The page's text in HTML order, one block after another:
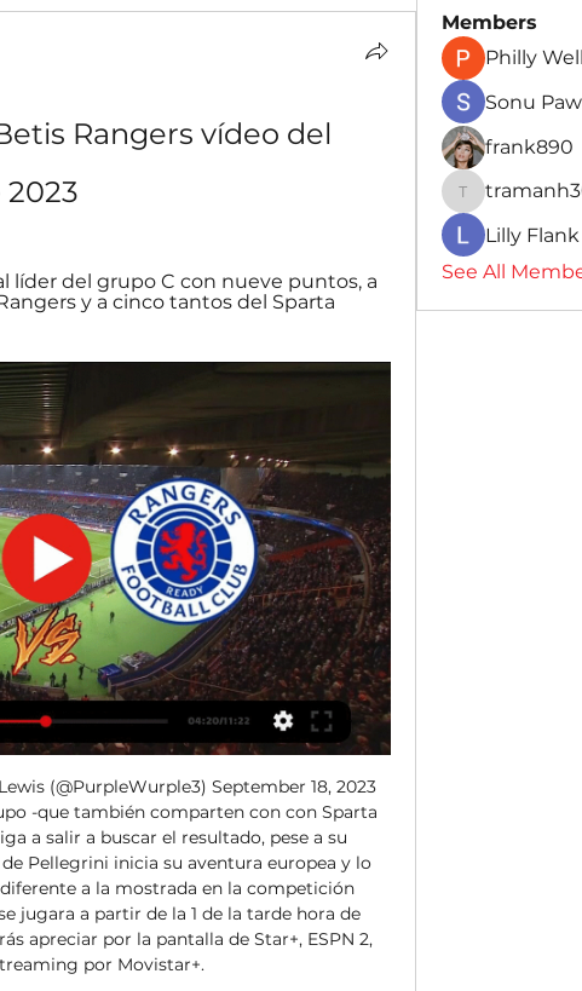
Rangers vídeo del
líder del grupo C con nueve puntos, a
y a cinco tantos del Sparta
(@PurpleWurple3) September 18, 2023
-que también comparten con con Sparta
a salir a buscar el resultado, pese a su
Pellegrini inicia su aventura europea y lo
a la mostrada en la competición
jugara a partir de la 1 de la tarde hora de
apreciar por la pantalla de Star+, ESPN 2,
por Movistar+.
Members
Philly
Sonu
frank890
Lilly Flank
See All